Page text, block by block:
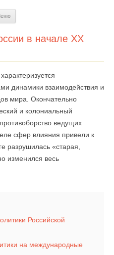
в начале XX
динамики взаимодействия и
мира. Окончательно
и колониальный
ведущих
сфер влияния привели к
разрушилась «старая,
изменился весь
Российской
на международные